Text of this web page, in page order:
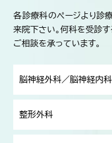
各診療科のページより診
来院下さい。何科を受診
ご相談を承っています。
脳神経外科／脳神経内科
整形外科